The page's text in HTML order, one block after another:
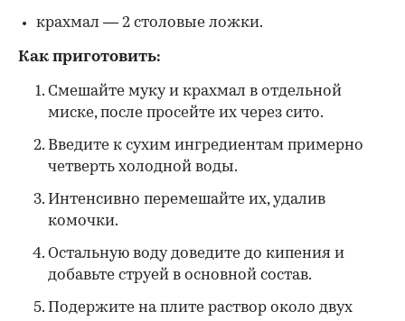
крахмал — 2 столовые ложки.
Как приготовить:
Смешайте муку и крахмал в отдельной
миске, после просейте их через сито.
Введите к сухим ингредиентам примерно
четверть холодной воды.
Интенсивно перемешайте их, удалив
комочки.
Остальную воду доведите до кипения и
добавьте струей в основной состав.
Подержите на плите раствор около двух